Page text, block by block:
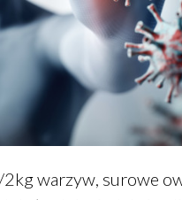
warzyw, surowe